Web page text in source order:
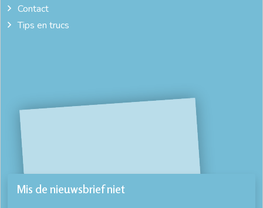
Contact
Tips en trucs
Mis de nieuwsbrief niet